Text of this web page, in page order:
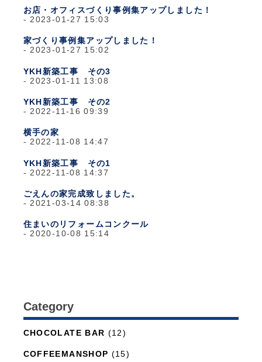
お店・オフィスづくり事例集アップしました！
2023-01-27 15:03
家づくり事例集アップしました！
2023-01-27 15:02
YKH新築工事 その3
2023-01-11 13:08
YKH新築工事 その2
2022-11-16 09:39
横手の家
2022-11-08 14:47
YKH新築工事 その1
2022-11-08 14:37
ごえんの家完成致しました。
2021-03-14 08:38
住まいのリフォームコンクール
2020-10-08 15:14
Category
CHOCOLATE BAR (12)
COFFEEMANSHOP (15)